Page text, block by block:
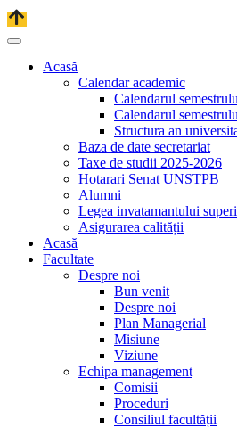
Acasă
Calendar academic
Calendarul
Calendarul
Structura an
Baza de date secretariat
Taxe de studii 2025-2026
Hotarari Senat UNSTPB
Alumni
Legea invatamantului
Asigurarea calității
Acasă
Facultate
Despre noi
Bun venit
Despre noi
Plan Managerial
Misiune
Viziune
Echipa management
Comisii
Proceduri
Consiliul facultății